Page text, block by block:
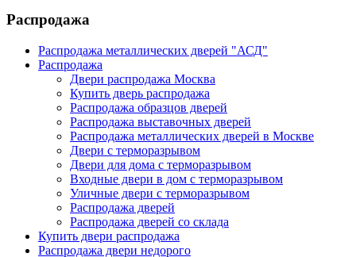
Распродажа
Распродажа металлических дверей "АСД"
Распродажа
Двери распродажа Москва
Купить дверь распродажа
Распродажа образцов дверей
Распродажа выставочных дверей
Распродажа металлических дверей в Москве
Двери с терморазрывом
Двери для дома с терморазрывом
Входные двери в дом с терморазрывом
Уличные двери с терморазрывом
Распродажа дверей
Распродажа дверей со склада
Купить двери распродажа
Распродажа двери недорого